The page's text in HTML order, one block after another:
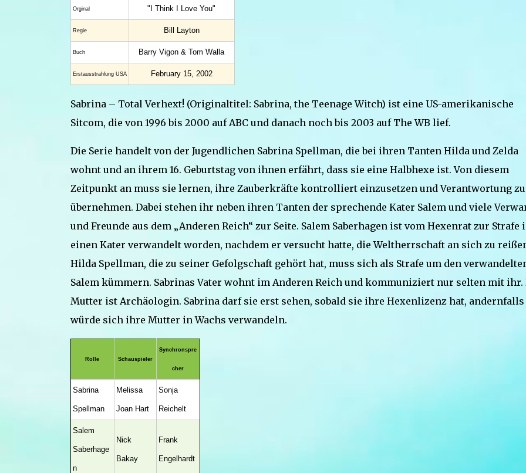
Orginal "I Think I Love You"
Regie Bill Layton
Buch Barry Vigon & Tom Walla
Erstaus­strahlung USA February 15, 2002
Sabrina – Total Verhext! (Originaltitel: Sabrina, the Teenage Witch) ist eine US-amerikanische
Sitcom, die von 1996 bis 2000 auf ABC und danach noch bis 2003 auf The WB lief.
Die Serie handelt von der Jugendlichen Sabrina Spellman, die bei ihren Tanten Hilda und Zelda
wohnt und an ihrem 16. Geburtstag von ihnen erfährt, dass sie eine Halbhexe ist. Von diesem
Zeitpunkt an muss sie lernen, ihre Zauberkräfte kontrolliert einzusetzen und Verantwortung zu
übernehmen. Dabei stehen ihr neben ihren Tanten der sprechende Kater Salem und viele
und Freunde aus dem „Anderen Reich“ zur Seite. Salem Saberhagen ist vom Hexenrat zur Strafe
einen Kater verwandelt worden, nachdem er versucht hatte, die Weltherrschaft an sich zu
Hilda Spellman, die zu seiner Gefolgschaft gehört hat, muss sich als Strafe um den
Salem kümmern. Sabrinas Vater wohnt im Anderen Reich und kommuniziert nur selten mit ihr.
Mutter ist Archäologin. Sabrina darf sie erst sehen, sobald sie ihre Hexenlizenz hat, andernfalls
würde sich ihre Mutter in Wachs verwandeln.
Rolle Schauspieler
Synchronspre
cher
Sabrina
Spellman
Melissa
Joan Hart
Sonja
Reichelt
Salem
Saberhage
n
Nick
Bakay
Frank
Engelhardt